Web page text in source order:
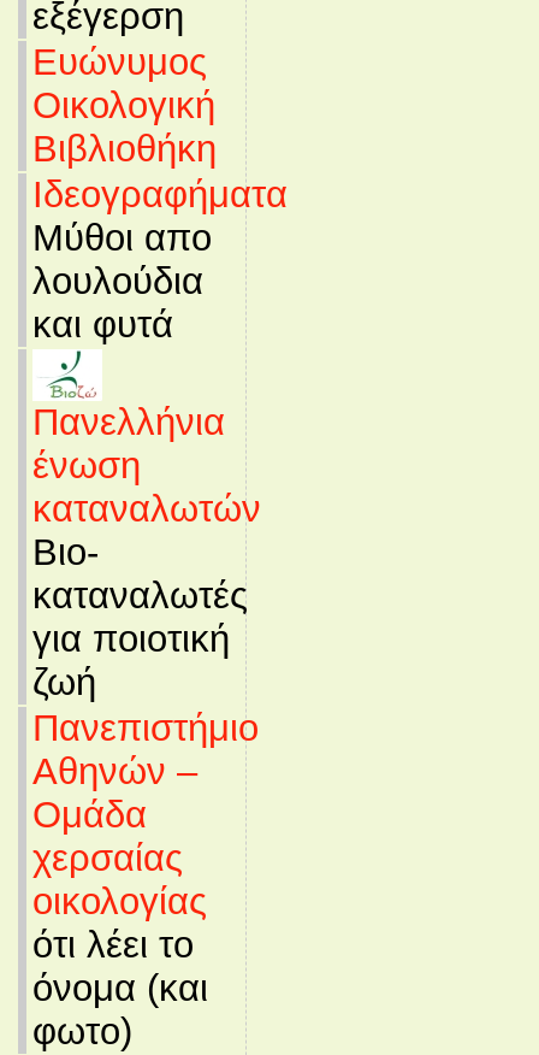
εξέγερση
Ευώνυμος
Οικολογική
Βιβλιοθήκη
Ιδεογραφήματα
Μύθοι απο
λουλούδια
και φυτά
Πανελλήνια
ένωση
καταναλωτών
Βιο-
καταναλωτές
για ποιοτική
ζωή
Πανεπιστήμιο
Αθηνών –
Ομάδα
χερσαίας
οικολογίας
ότι λέει το
όνομα (και
φωτο)